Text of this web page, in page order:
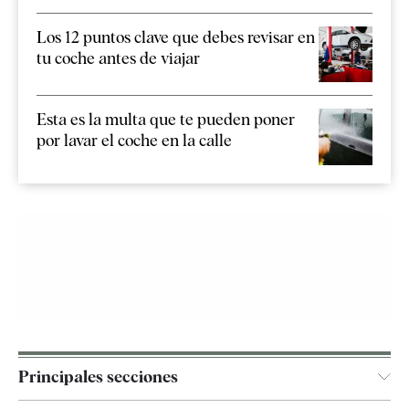
Los 12 puntos clave que debes revisar en
tu coche antes de viajar
Esta es la multa que te pueden poner
por lavar el coche en la calle
Principales secciones